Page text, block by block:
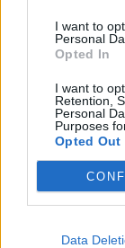
I want to
Personal
Opted In
I want to
Retention,
Personal
Purposes
Opted Out
Data